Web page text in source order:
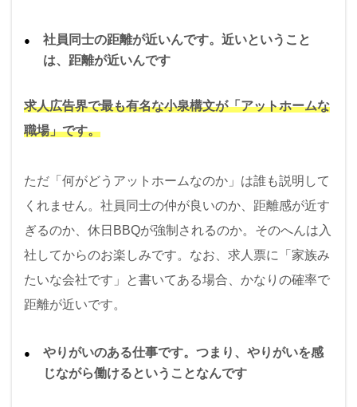
社員同士の距離が近いんです。近いということ
は、距離が近いんです
求人広告界で最も有名な小泉構文が「アットホームな
職場」です。
ただ「何がどうアットホームなのか」は誰も説明して
くれません。社員同士の仲が良いのか、距離感が近す
ぎるのか、休日BBQが強制されるのか。そのへんは入
社してからのお楽しみです。なお、求人票に「家族み
たいな会社です」と書いてある場合、かなりの確率で
距離が近いです。
やりがいのある仕事です。つまり、やりがいを感
じながら働けるということなんです